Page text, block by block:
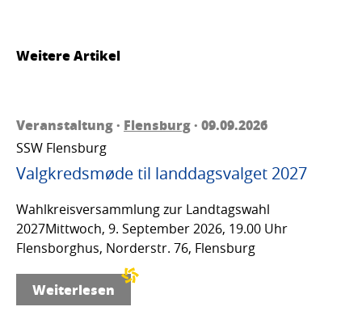
Weitere Artikel
Veranstaltung · Flensburg· 09.09.2026
SSW Flensburg
Valgkredsmøde til landdagsvalget 2027
Wahlkreisversammlung zur Landtagswahl
2027Mittwoch, 9. September 2026, 19.00 Uhr
Flensborghus, Norderstr. 76, Flensburg
Weiterlesen